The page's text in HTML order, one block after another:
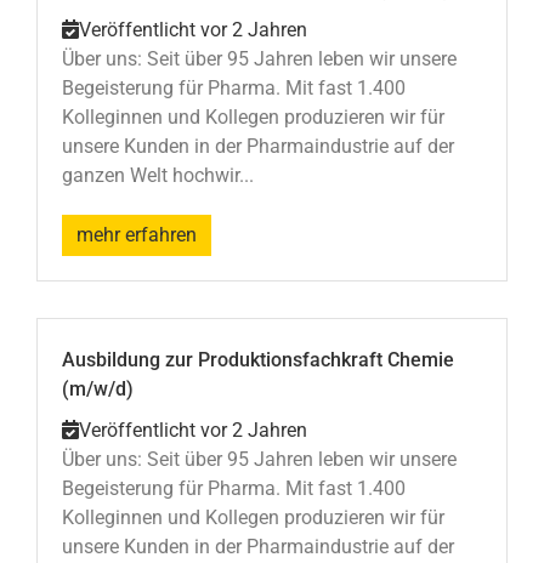
Veröffentlicht vor 2 Jahren
Über uns: Seit über 95 Jahren leben wir unsere
Begeisterung für Pharma. Mit fast 1.400
Kolleginnen und Kollegen produzieren wir für
unsere Kunden in der Pharmaindustrie auf der
ganzen Welt hochwir...
mehr erfahren
Ausbildung zur Produktionsfachkraft Chemie
(m/w/d)
Veröffentlicht vor 2 Jahren
Über uns: Seit über 95 Jahren leben wir unsere
Begeisterung für Pharma. Mit fast 1.400
Kolleginnen und Kollegen produzieren wir für
unsere Kunden in der Pharmaindustrie auf der